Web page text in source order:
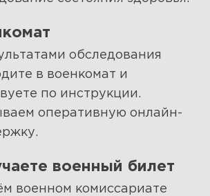
обследования
в военкомат и
по инструкции.
оперативную онлайн-
военный билет
военном комиссариате